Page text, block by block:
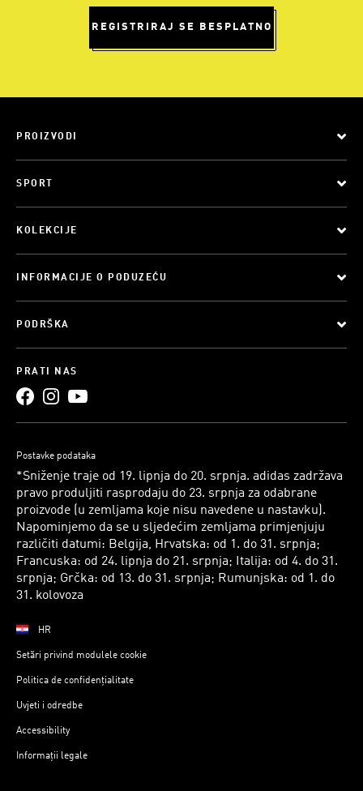
REGISTRIRAJ SE BESPLATNO
PROIZVODI
SPORT
KOLEKCIJE
INFORMACIJE O PODUZEĆU
PODRŠKA
PRATI NAS
Postavke podataka
*Sniženje traje od 19. lipnja do 20. srpnja. adidas zadržava
pravo produljiti rasprodaju do 23. srpnja za odabrane
proizvode (u zemljama koje nisu navedene u nastavku).
Napominjemo da se u sljedećim zemljama primjenjuju
različiti datumi: Belgija, Hrvatska: od 1. do 31. srpnja;
Francuska: od 24. lipnja do 21. srpnja; Italija: od 4. do 31.
srpnja; Grčka: od 13. do 31. srpnja; Rumunjska: od 1. do
31. kolovoza
HR
Setări privind modulele cookie
Politica de confidențialitate
Uvjeti i odredbe
Accessibility
Informații legale